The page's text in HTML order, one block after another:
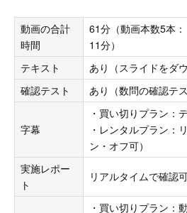
動画の合計
時間
61分（動画本数5本
11分）
テキスト
あり（スライドをダ
確認テスト
あり（数問の確認テ
字幕
・買い切りプラン：
・レンタルプラン：
ン・オフ可）
実施レポー
ト
リアルタイムで確認
・買い切りプラン：